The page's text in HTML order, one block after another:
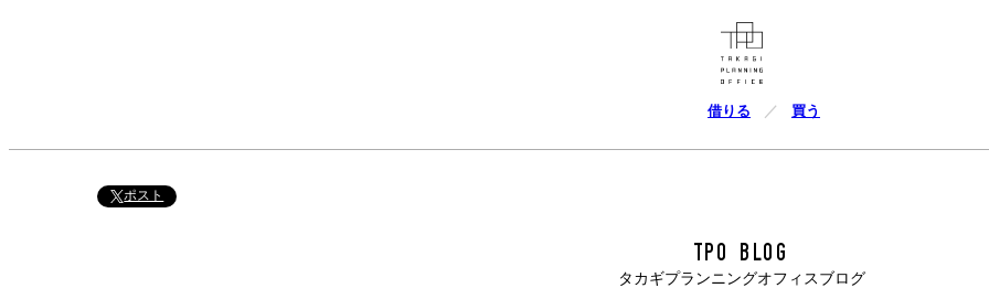
借りる 買う
ポスト
TPO BLOG
タカギプランニングオフィスブログ